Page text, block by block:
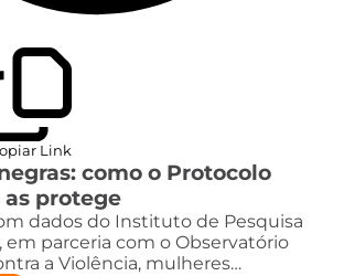
Link
como o Protocolo
as protege
dados do Instituto de Pesquisa
em parceria com o Observatório
a Violência, mulheres…